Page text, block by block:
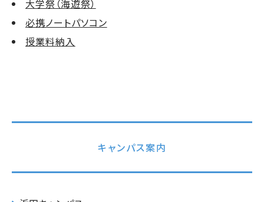
大学祭（海遊祭）
必携ノートパソコン
授業料納入
キャンパス案内